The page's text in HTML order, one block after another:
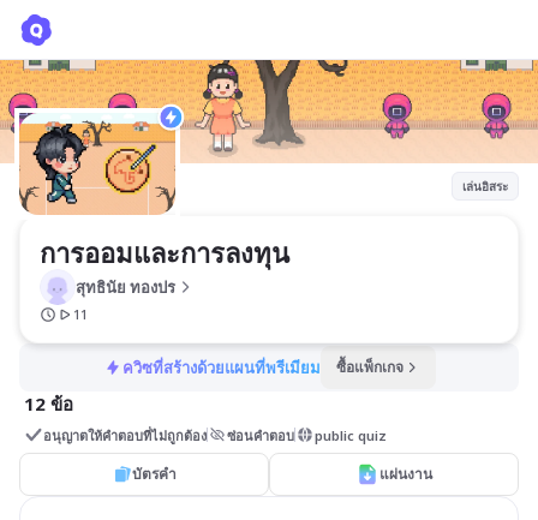
เล่นอิสระ
การออมและการลงทุน
สุทธินัย ทองปร
11
ควิซที่สร้างด้วยแผนที่พรีเมียม ซื้อแพ็กเกจ
12 ข้อ
อนุญาตให้คำตอบที่ไม่ถูกต้อง ซ่อนคำตอบ public quiz
บัตรคำ แผ่นงาน